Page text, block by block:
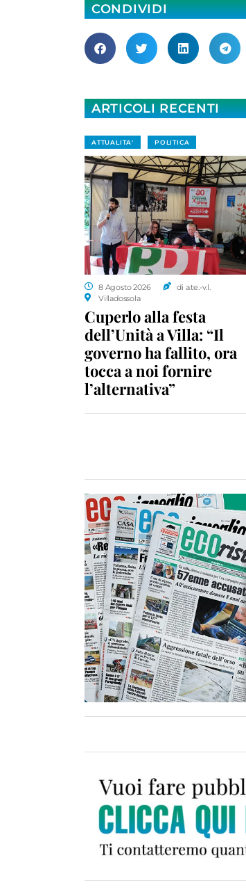
CONDIVIDI
ARTICOLI RECENTI
ATTUALITA' POLITICA
8 Agosto 2026
di a.te.-v.l.
Villadossola
Cuperlo alla festa
dell’Unità a Villa: “Il
governo ha fallito, ora
tocca a noi fornire
l’alternativa”